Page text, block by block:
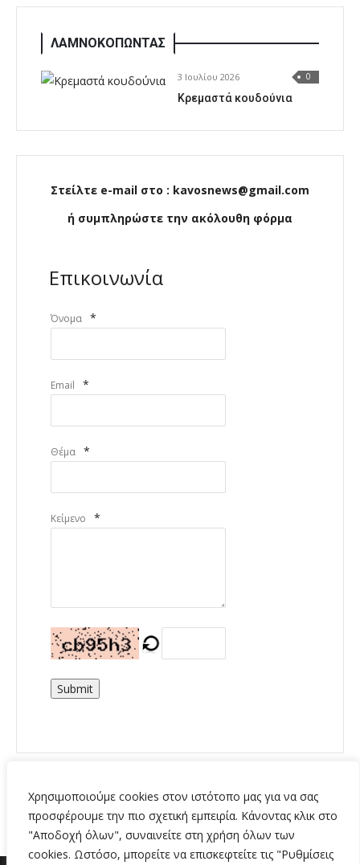
Χρησιμοποιούμε cookies στον ιστότοπο μας για να σας
προσφέρουμε την πιο σχετική εμπειρία. Κάνοντας κλικ στο
"Αποδοχή όλων", συναινείτε στη χρήση όλων των
cookies. Ωστόσο, μπορείτε να επισκεφτείτε τις "Ρυθμίσεις
ΛΑΜΝΟΚΟΠΩΝΤΑΣ
3 Ιουλίου 2026 0
Κρεμαστά κουδούνια
Στείλτε e-mail στο : kavosnews@gmail.com
ή συμπληρώστε την ακόλουθη φόρμα
Επικοινωνία
Όνομα *
Email *
Θέμα *
Κείμενο *
Submit